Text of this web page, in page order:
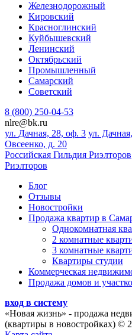
Железнодорожный
Кировский
Красноглинский
Куйбышевский
Ленинский
Октябрьский
Промышленный
Самарский
Советский
8 (800) 250-04-53
nlre@bk.ru
ул. Дачная, 28, оф. 3 ул.
Овсеенко, д. 20
Российская Гильдия Риэлторов
Риэлторов
Блог
Отзывы
Новостройки
Продажа квартир в
Однокомнатная
2 комнатные
3 комнатные
Квартиры студии
Коммерческая
Продажа домов и
вход в систему
«Новая жизнь» - продажа
(квартиры в новостройках) ©